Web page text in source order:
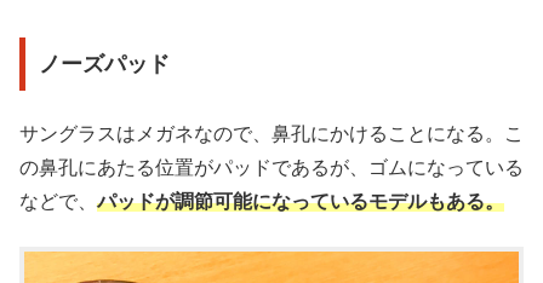
ノーズパッド
サングラスはメガネなので、鼻孔にかけることになる。こ
の鼻孔にあたる位置がパッドであるが、ゴムになっている
などで、パッドが調節可能になっているモデルもある。